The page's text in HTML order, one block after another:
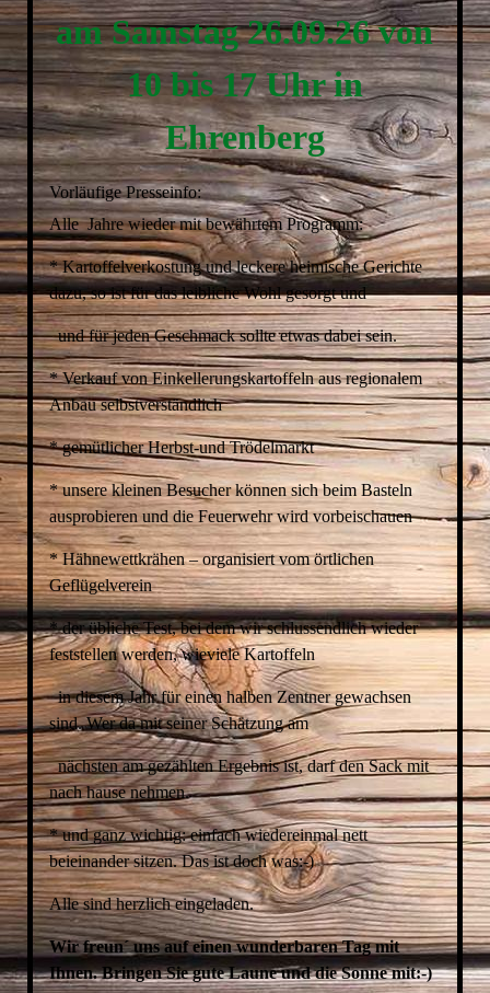
am Samstag 26.09.26 von
10 bis 17 Uhr in
Ehrenberg
Vorläufige Presseinfo:
Alle Jahre wieder mit bewährtem Programm:
* Kartoffelverkostung und leckere heimische Gerichte
dazu, so ist für das leibliche Wohl gesorgt und
und für jeden Geschmack sollte etwas dabei sein.
* Verkauf von Einkellerungskartoffeln aus regionalem
Anbau selbstverständlich
* gemütlicher Herbst-und Trödelmarkt
* unsere kleinen Besucher können sich beim Basteln
ausprobieren und die Feuerwehr wird vorbeischauen
* Hähnewettkrähen – organisiert vom örtlichen
Geflügelverein
* der übliche Test, bei dem wir schlussendlich wieder
feststellen werden, wieviele Kartoffeln
in diesem Jahr für einen halben Zentner gewachsen
sind. Wer da mit seiner Schätzung am
nächsten am gezählten Ergebnis ist, darf den Sack mit
nach hause nehmen.
* und ganz wichtig: einfach wiedereinmal nett
beieinander sitzen. Das ist doch was:-)
Alle sind herzlich eingeladen.
Wir freun´ uns auf einen wunderbaren Tag mit
Ihnen. Bringen Sie gute Laune und die Sonne mit:-)